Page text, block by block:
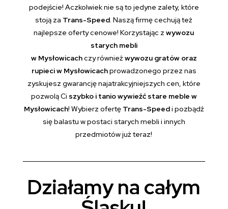
podejście! Aczkolwiek nie są to jedyne zalety, które
stoją za Trans-Speed. Naszą firmę cechują też
najlepsze oferty cenowe! Korzystając zwywozu
starych mebli
w Mysłowicachczy równieżwywozu gratów oraz
rupieci w Mysłowicachprowadzonego przez nas
zyskujesz gwarancję najatrakcyjniejszych cen, które
pozwolą Ci szybko i tanio wywieźć stare meble w
Mysłowicach! Wybierz ofertę Trans-Speedi pozbądź
się balastu w postaci starych mebli i innych
przedmiotów już teraz!
Działamy na całym